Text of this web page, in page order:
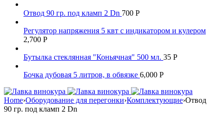
Отвод 90 гр. под кламп 2 Dn 700 Р
Регулятор напряжения 5 квт с индикатором и кулером
2,700 Р
Бутылка стеклянная "Коньячная" 500 мл. 35 Р
Бочка дубовая 5 литрoв, в обвязке 6,000 Р
Home›Оборудование для перегонки›Комплектующие›Отвод
90 гр. под кламп 2 Dn